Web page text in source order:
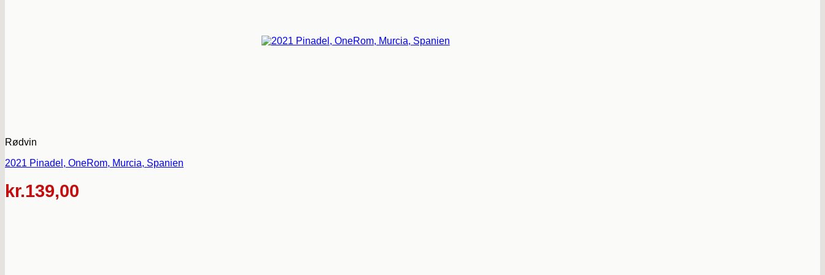
Rødvin
2021 Pinadel, OneRom, Murcia, Spanien
kr.139,00